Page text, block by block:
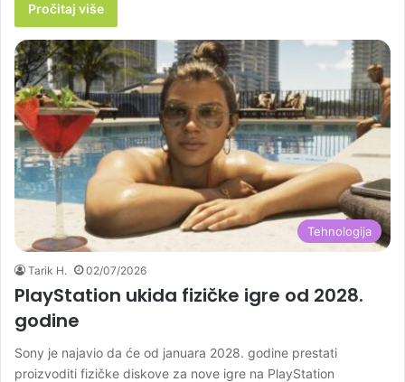
Pročitaj više
Tehnologija
Tarik H. 02/07/2026
PlayStation ukida fizičke igre od 2028.
godine
Sony je najavio da će od januara 2028. godine prestati
proizvoditi fizičke diskove za nove igre na PlayStation